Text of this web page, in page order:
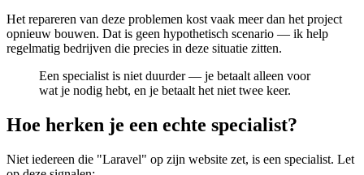
Het repareren van deze problemen kost vaak meer dan het project
opnieuw bouwen. Dat is geen hypothetisch scenario — ik help
regelmatig bedrijven die precies in deze situatie zitten.
Een specialist is niet duurder — je betaalt alleen voor
wat je nodig hebt, en je betaalt het niet twee keer.
Hoe herken je een echte specialist?
Niet iedereen die "Laravel" op zijn website zet, is een specialist. Let